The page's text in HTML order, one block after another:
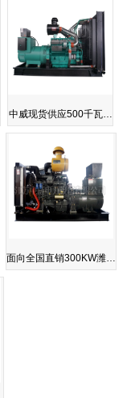
中威现货供应500千瓦…
面向全国直销300KW潍…